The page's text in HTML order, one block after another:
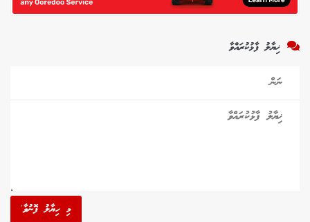
ޚިޔާލު ފާޅުކުރައްވާ
މި ހިޔާލު ފޮނުވާ'